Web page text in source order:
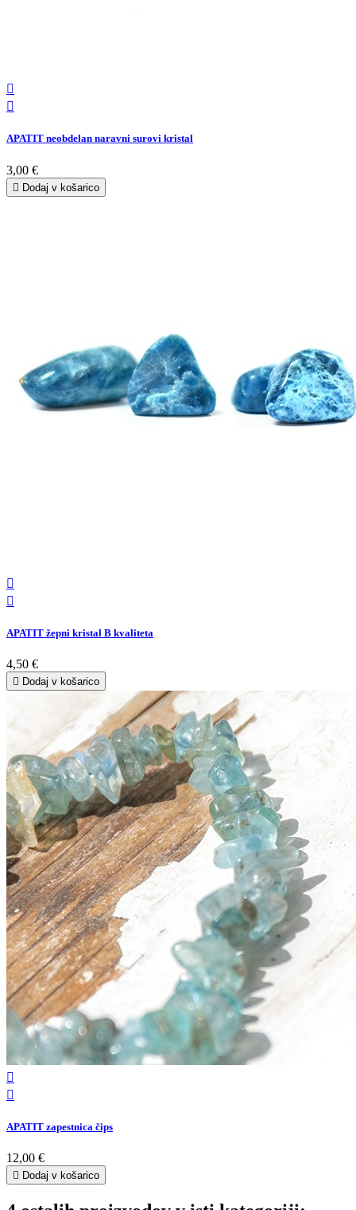


APATIT neobdelan naravni surovi kristal
3,00 €
 Dodaj v košarico


APATIT žepni kristal B kvaliteta
4,50 €
 Dodaj v košarico


APATIT zapestnica čips
12,00 €
 Dodaj v košarico